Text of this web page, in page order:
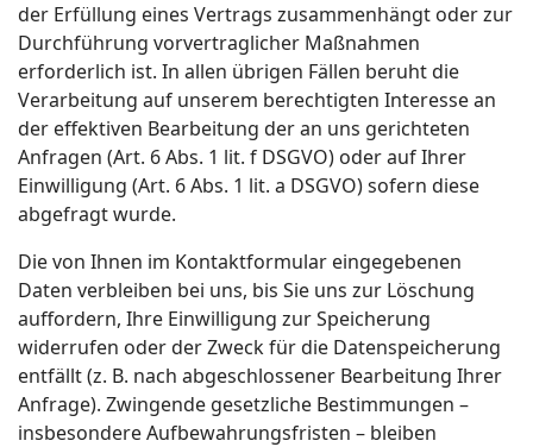
der Erfüllung eines Vertrags zusammenhängt oder zur
Durchführung vorvertraglicher Maßnahmen
erforderlich ist. In allen übrigen Fällen beruht die
Verarbeitung auf unserem berechtigten Interesse an
der effektiven Bearbeitung der an uns gerichteten
Anfragen (Art. 6 Abs. 1 lit. f DSGVO) oder auf Ihrer
Einwilligung (Art. 6 Abs. 1 lit. a DSGVO) sofern diese
abgefragt wurde.
Die von Ihnen im Kontaktformular eingegebenen
Daten verbleiben bei uns, bis Sie uns zur Löschung
auffordern, Ihre Einwilligung zur Speicherung
widerrufen oder der Zweck für die Datenspeicherung
entfällt (z. B. nach abgeschlossener Bearbeitung Ihrer
Anfrage). Zwingende gesetzliche Bestimmungen –
insbesondere Aufbewahrungsfristen – bleiben